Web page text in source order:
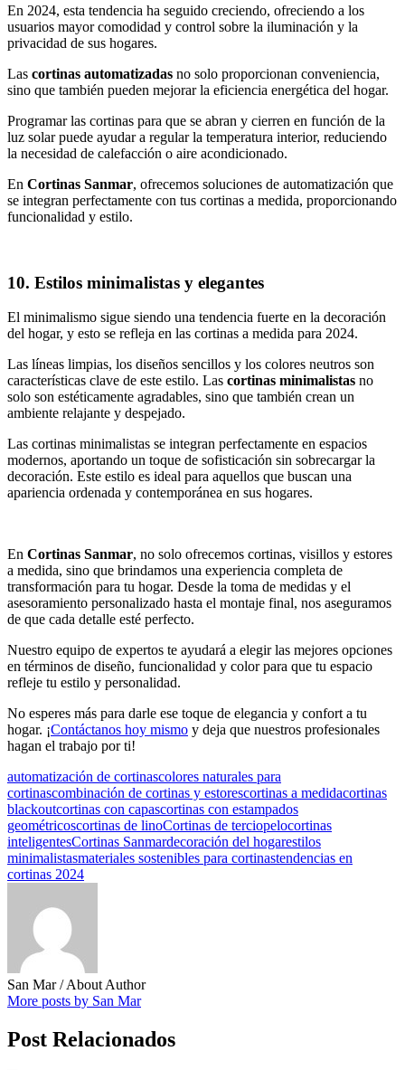
En 2024, esta tendencia ha seguido creciendo, ofreciendo a los
usuarios mayor comodidad y control sobre la iluminación y la
privacidad de sus hogares.
Las cortinas automatizadas no solo proporcionan conveniencia,
sino que también pueden mejorar la eficiencia energética del hogar.
Programar las cortinas para que se abran y cierren en función de la
luz solar puede ayudar a regular la temperatura interior, reduciendo
la necesidad de calefacción o aire acondicionado.
En Cortinas Sanmar, ofrecemos soluciones de automatización que
se integran perfectamente con tus cortinas a medida, proporcionando
funcionalidad y estilo.
10. Estilos minimalistas y elegantes
El minimalismo sigue siendo una tendencia fuerte en la decoración
del hogar, y esto se refleja en las cortinas a medida para 2024.
Las líneas limpias, los diseños sencillos y los colores neutros son
características clave de este estilo. Las cortinas minimalistas no
solo son estéticamente agradables, sino que también crean un
ambiente relajante y despejado.
Las cortinas minimalistas se integran perfectamente en espacios
modernos, aportando un toque de sofisticación sin sobrecargar la
decoración. Este estilo es ideal para aquellos que buscan una
apariencia ordenada y contemporánea en sus hogares.
En Cortinas Sanmar, no solo ofrecemos cortinas, visillos y estores
a medida, sino que brindamos una experiencia completa de
transformación para tu hogar. Desde la toma de medidas y el
asesoramiento personalizado hasta el montaje final, nos aseguramos
de que cada detalle esté perfecto.
Nuestro equipo de expertos te ayudará a elegir las mejores opciones
en términos de diseño, funcionalidad y color para que tu espacio
refleje tu estilo y personalidad.
No esperes más para darle ese toque de elegancia y confort a tu
hogar. ¡Contáctanos hoy mismo y deja que nuestros profesionales
hagan el trabajo por ti!
automatización de cortinascolores naturales para
cortinascombinación de cortinas y estorescortinas a medidacortinas
blackoutcortinas con capascortinas con estampados
geométricoscortinas de linoCortinas de terciopelocortinas
inteligentesCortinas Sanmardecoración del hogarestilos
minimalistasmateriales sostenibles para cortinastendencias en
cortinas 2024
San Mar/ About Author
More posts by San Mar
Post Relacionados